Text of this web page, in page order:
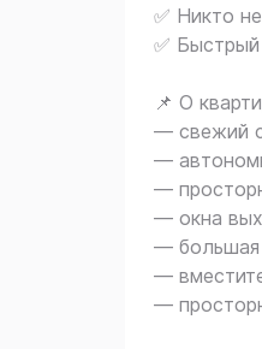
✅ Никто
✅
📌 О
— свежий
—
—
— окна
— большая
—
—